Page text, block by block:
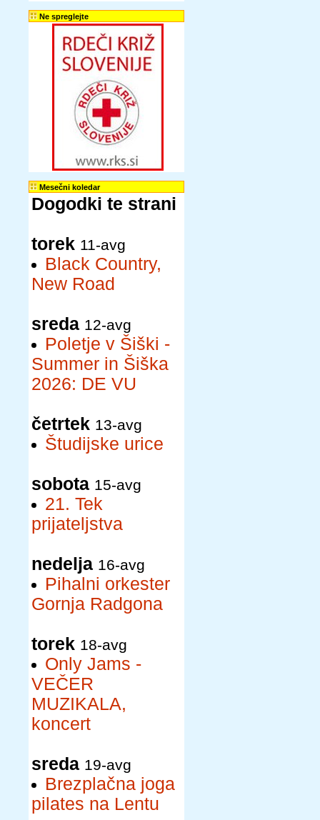
Ne spreglejte
Mesečni koledar
Dogodki te strani
torek 11-avg
Black Country,
New Road
sreda 12-avg
Poletje v Šiški -
Summer in Šiška
2026: DE VU
četrtek 13-avg
Študijske urice
sobota 15-avg
21. Tek
prijateljstva
nedelja 16-avg
Pihalni orkester
Gornja Radgona
torek 18-avg
Only Jams -
VEČER
MUZIKALA,
koncert
sreda 19-avg
Brezplačna joga
pilates na Lentu